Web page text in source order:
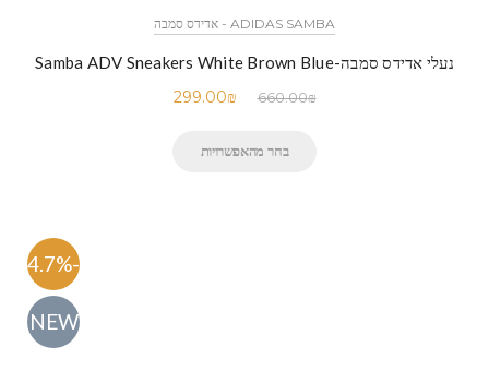
ADIDAS SAMBA - אדידס סמבה
נעלי אדידס סמבה-Samba ADV Sneakers White Brown Blue
660.00₪
299.00₪
בחר מהאפשרויות
-54.7%
NEW